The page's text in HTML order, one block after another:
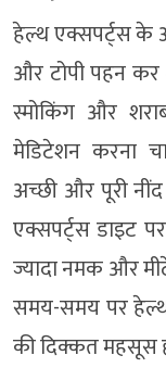
हेल्थ एक्सपर्ट्स के
और टोपी पहन कर
स्मोकिंग और
मेडिटेशन करना
अच्छी और पूरी
एक्सपर्ट्स डाइट
ज्यादा नमक और
समय-समय पर
की दिक्कत महसूस